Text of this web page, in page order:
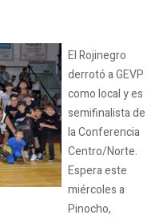
El Rojinegro
derrotó a GEVP
como local y es
semifinalista de
la Conferencia
Centro/Norte.
Espera este
miércoles a
Pinocho,